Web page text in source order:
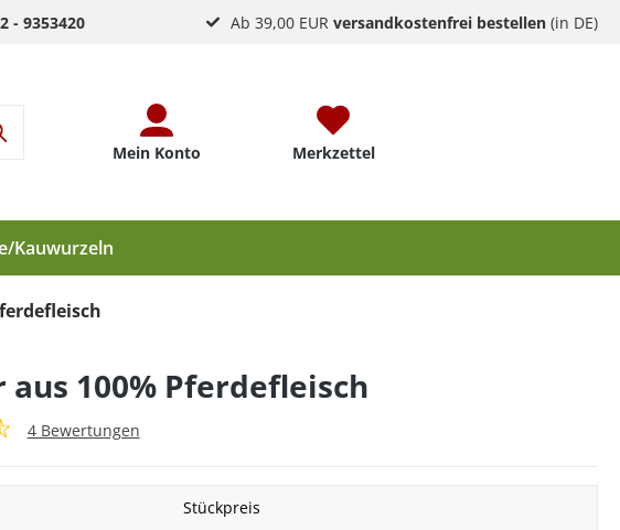
- 9353420 Ab 39,00 EURversandkostenfrei bestellen (in DE)
Mein Konto Merkzettel
Kauwurzeln
aus 100% Pferdefleisch
4 Bewertungen
Stückpreis